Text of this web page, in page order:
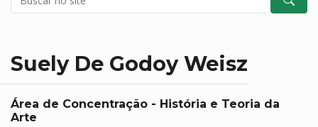
Suely De Godoy Weisz
Área de Concentração - História e Teoria da
Arte